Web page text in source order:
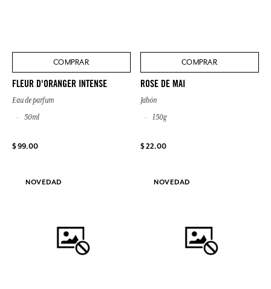
COMPRAR
FLEUR D'ORANGER INTENSE
Eau de parfum
50ml
$ 99.00
COMPRAR
ROSE DE MAI
Jabón
150g
$ 22.00
NOVEDAD NOVEDAD